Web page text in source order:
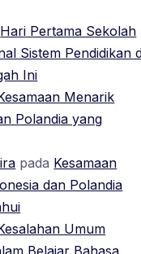
Hari Pertama Sekolah
Sistem Pendidikan
Ini
Menarik
Polandia yang
pada Kesamaan
dan Polandia
Umum
Belajar Bahasa